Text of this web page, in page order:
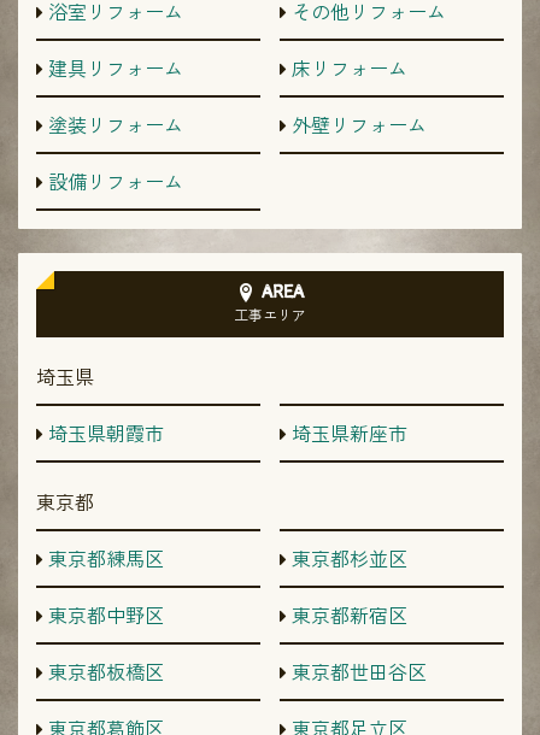
浴室リフォーム
その他リフォーム
建具リフォーム
床リフォーム
塗装リフォーム
外壁リフォーム
設備リフォーム
AREA
工事エリア
埼玉県
埼玉県朝霞市
埼玉県新座市
東京都
東京都練馬区
東京都杉並区
東京都中野区
東京都新宿区
東京都板橋区
東京都世田谷区
東京都葛飾区
東京都足立区